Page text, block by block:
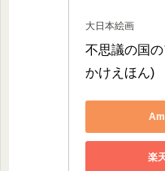
大日本絵画
不思議の国
かけえほん)
楽